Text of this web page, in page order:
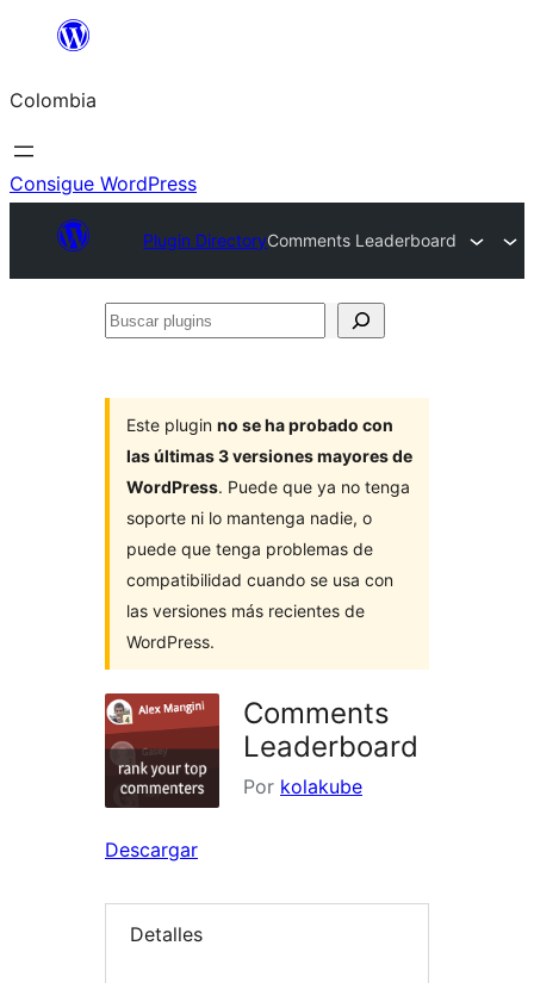
Saltar
contenido
Colombia
Consigue WordPress
Plugin DirectoryComments Leaderboard
Buscar
Este plugin no se ha probado con
las últimas 3 versiones mayores de
WordPress. Puede que ya no tenga
soporte ni lo mantenga nadie, o
puede que tenga problemas de
compatibilidad cuando se usa con
las versiones más recientes de
WordPress.
Comments
Leaderboard
Por kolakube
Descargar
Detalles